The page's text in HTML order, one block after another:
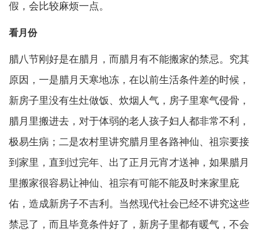
假，会比较麻烦一点。
看月份
腊八节刚好是在腊月，而腊月有不能搬家的禁忌。究其
原因，一是腊月天寒地冻，在以前生活条件差的时候，
新房子里没有生灶做饭、炊烟人气，房子里寒气侵骨，
腊月里搬进去，对于体弱的老人孩子妇人都非常不利，
极易生病；二是农村里讲究腊月里各路神仙、祖宗要接
到家里，直到过完年、出了正月元宵才送神，如果腊月
里搬家很容易让神仙、祖宗有可能不能及时来家里庇
佑，造成新房子不吉利。当然现代社会已经不讲究这些
禁忌了，而且毕竟条件好了，新房子里都有暖气，不会